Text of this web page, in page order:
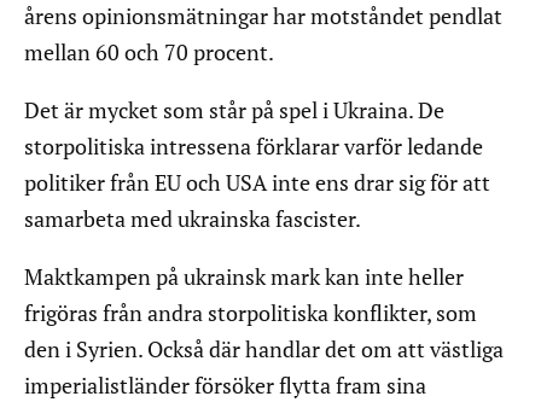
årens opinionsmätningar har motståndet pendlat
mellan 60 och 70 procent.
Det är mycket som står på spel i Ukraina. De
storpolitiska intressena förklarar varför ledande
politiker från EU och USA inte ens drar sig för att
samarbeta med ukrainska fascister.
Maktkampen på ukrainsk mark kan inte heller
frigöras från andra storpolitiska konflikter, som
den i Syrien. Också där handlar det om att västliga
imperialistländer försöker flytta fram sina